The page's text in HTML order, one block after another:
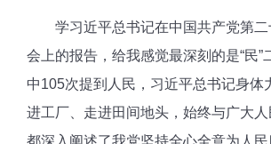
学习近平总书记在中国共产党第
会上的报告，给我感觉最深刻的是“民”
中105次提到人民，习近平总书记身体
进工厂、走进田间地头，始终与广大
都深入阐述了我党坚持全心全意为人